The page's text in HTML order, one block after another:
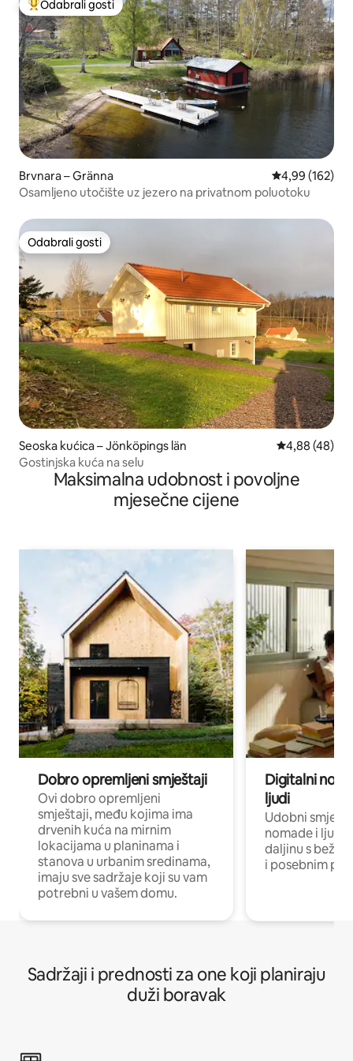
Među najviše rangiranima s oznakom „Odabrali gosti”
Odabrali gosti
Brvnara – Gränna Prosječna
4,99 (162)
Osamljeno utočište uz jezero na privatnom poluotoku
Odabrali gosti
Odabrali gosti
Seoska kućica – Jönköpings län Prosječna
4,88 (48)
Gostinjska kuća na selu
Maksimalna udobnost i povoljne
mjesečne cijene
Dobro opremljeni smještaji
Ovi dobro opremljeni
smještaji, među kojima ima
drvenih kuća na mirnim
lokacijama u planinama i
stanova u urbanim sredinama,
imaju sve sadržaje koji su vam
potrebni u vašem domu.
Digitalni
ljudi
Udobni
nomade i ljude
daljinu s
i posebnim
Sadržaji i prednosti za one koji planiraju
duži boravak